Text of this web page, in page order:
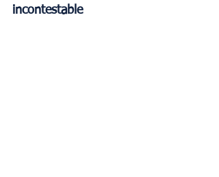
incontestable